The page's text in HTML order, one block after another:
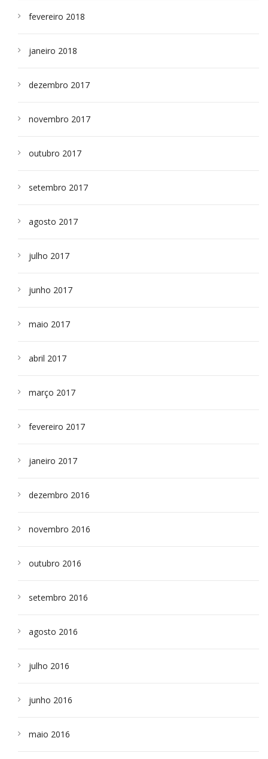
fevereiro 2018
janeiro 2018
dezembro 2017
novembro 2017
outubro 2017
setembro 2017
agosto 2017
julho 2017
junho 2017
maio 2017
abril 2017
março 2017
fevereiro 2017
janeiro 2017
dezembro 2016
novembro 2016
outubro 2016
setembro 2016
agosto 2016
julho 2016
junho 2016
maio 2016